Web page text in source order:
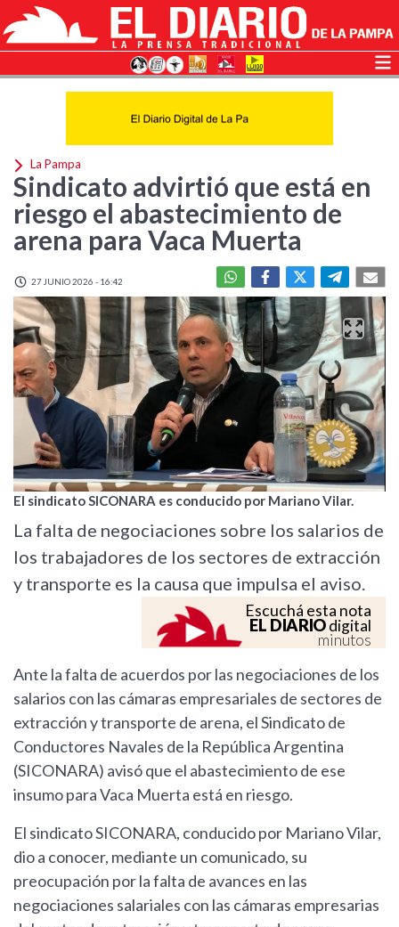
La Pampa
Sindicato advirtió que está en
riesgo el abastecimiento de
arena para Vaca Muerta
27 JUNIO 2026 - 16:42
El sindicato SICONARA es conducido por Mariano Vilar.
La falta de negociaciones sobre los salarios de
los trabajadores de los sectores de extracción
y transporte es la causa que impulsa el aviso.
Escuchá esta nota
EL DIARIOdigital
minutos
Ante la falta de acuerdos por las negociaciones de los
salarios con las cámaras empresariales de sectores de
extracción y transporte de arena, el Sindicato de
Conductores Navales de la República Argentina
(SICONARA) avisó que el abastecimiento de ese
insumo para Vaca Muerta está en riesgo.
El sindicato SICONARA, conducido por Mariano Vilar,
dio a conocer, mediante un comunicado, su
preocupación por la falta de avances en las
negociaciones salariales con las cámaras empresarias